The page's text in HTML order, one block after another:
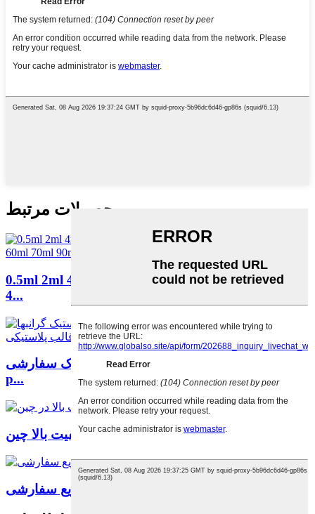
محصولات مرتبط
0.5ml 2ml 4ml 5ml 10ml 15ml 20ml 25ml30ml35ml
4...
تامین کنندگان قطعات قالب تزریق پلاستیک سفارشی
p...
قیف توزیع سفارشی